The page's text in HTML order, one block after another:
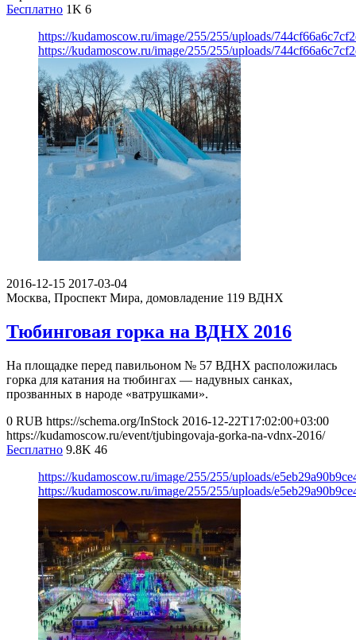
Бесплатно 1K 6
https://kudamoscow.ru/image/255/255/uploads/
https://kudamoscow.ru/image/255/255/uploads/
2016-12-15 2017-03-04
Москва, Проспект Мира, домовладение 119 ВДНХ
Тюбинговая горка на ВДНХ 2016
На площадке перед павильоном № 57 ВДНХ расположилась
горка для катания на тюбингах — надувных санках,
прозванных в народе «ватрушками».
0 RUB https://schema.org/InStock 2016-12-22T17:02:00+03:00
https://kudamoscow.ru/event/tjubingovaja-gorka-na-vdnx-2016/
Бесплатно 9.8K 46
https://kudamoscow.ru/image/255/255/uploads/
https://kudamoscow.ru/image/255/255/uploads/